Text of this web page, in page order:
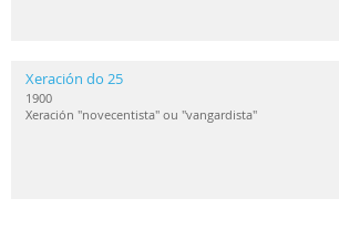
Xeración do 25
1900
Xeración "novecentista" ou "vangardista"